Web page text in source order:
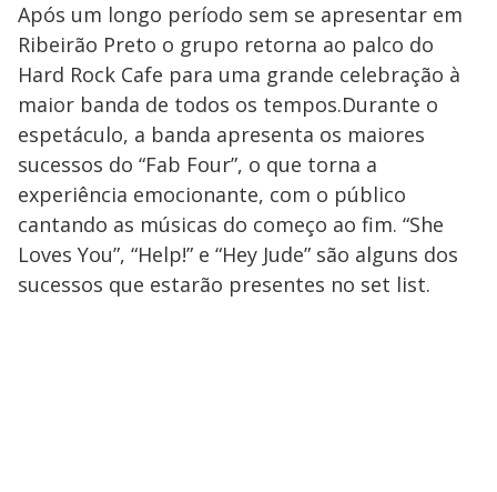
Após um longo período sem se apresentar em
Ribeirão Preto o grupo retorna ao palco do
Hard Rock Cafe para uma grande celebração à
maior banda de todos os tempos.Durante o
espetáculo, a banda apresenta os maiores
sucessos do “Fab Four”, o que torna a
experiência emocionante, com o público
cantando as músicas do começo ao fim. “She
Loves You”, “Help!” e “Hey Jude” são alguns dos
sucessos que estarão presentes no set list.